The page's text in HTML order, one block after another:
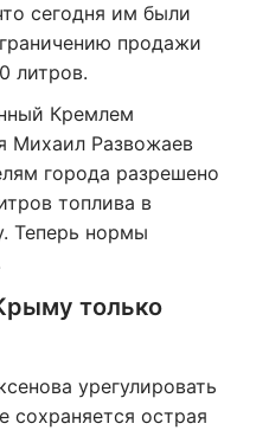
сегодня им были
продажи
литров.
Кремлем
Михаил Развожаев
города разрешено
топлива в
Теперь нормы
только
урегулировать
сохраняется острая